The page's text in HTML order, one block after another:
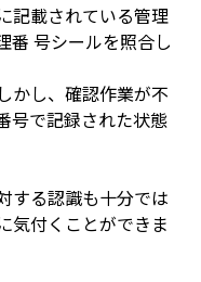
記載されている管理
番 号シールを照合し
かし、確認作業が不
号で記録された状態
する認識も十分では
気付くことができま